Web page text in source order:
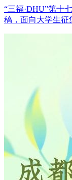
“三福·DHU”第十
稿，面向大学生征